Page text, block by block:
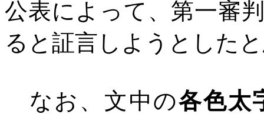
公表によって、第一審
ると証言しようとした
なお、文中の各色太